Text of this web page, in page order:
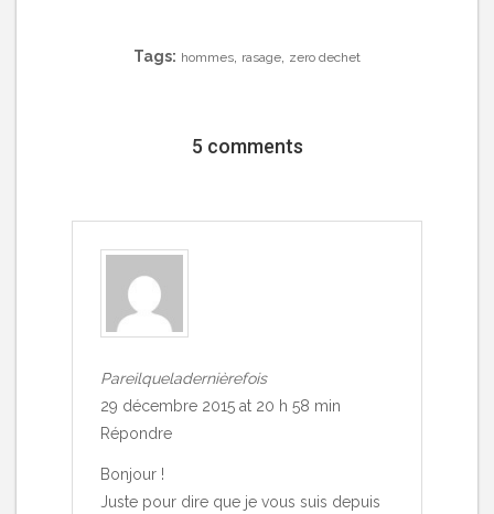
Tags: hommes, rasage, zero dechet
5 comments
Pareilqueladernièrefois
29 décembre 2015 at 20 h 58 min
Répondre
Bonjour !
Juste pour dire que je vous suis depuis